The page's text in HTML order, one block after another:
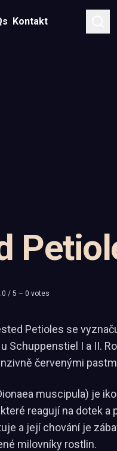
Kontakt
/ 5 – 0 votes
Petioles se
Schuppenstiel I a II.
červenými
muscipula) je
reagují na dotek a
a její chování je
milovníky rostlin.